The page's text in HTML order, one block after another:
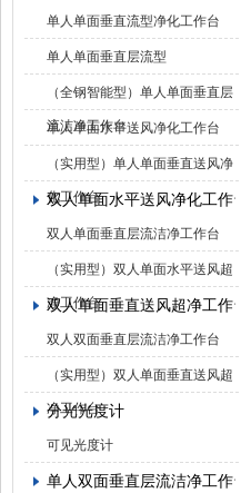
单人单面垂直流型净化工作台
单人单面垂直层流型
（全钢智能型）单人单面垂直层
流洁净工作台
单人单面水平送风净化工作台
（实用型）单人单面垂直送风净
化工作台
双人单面水平送风净化工作台
双人单面垂直层流洁净工作台
（实用型）双人单面水平送风超
净工作台
双人单面垂直送风超净工作台
双人双面垂直层流洁净工作台
（实用型）双人单面垂直送风超
净工作台
分光光度计
可见光度计
单人双面垂直层流洁净工作台